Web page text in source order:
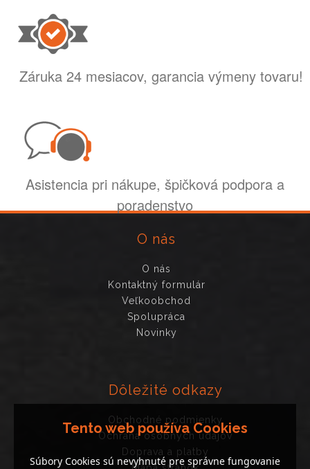
Záruka 24 mesiacov, garancia výmeny tovaru!
Asistencia pri nákupe, špičková podpora a
poradenstvo
O nás
O nás
Kontaktný formulár
Veľkoobchod
Spolupráca
Novinky
Dôležité odkazy
Obchodné podmienky
Ochrana osobných údajov
Doprava a platby
Tento web používa Cookies
Súbory Cookies sú nevyhnuté pre správne fungovanie